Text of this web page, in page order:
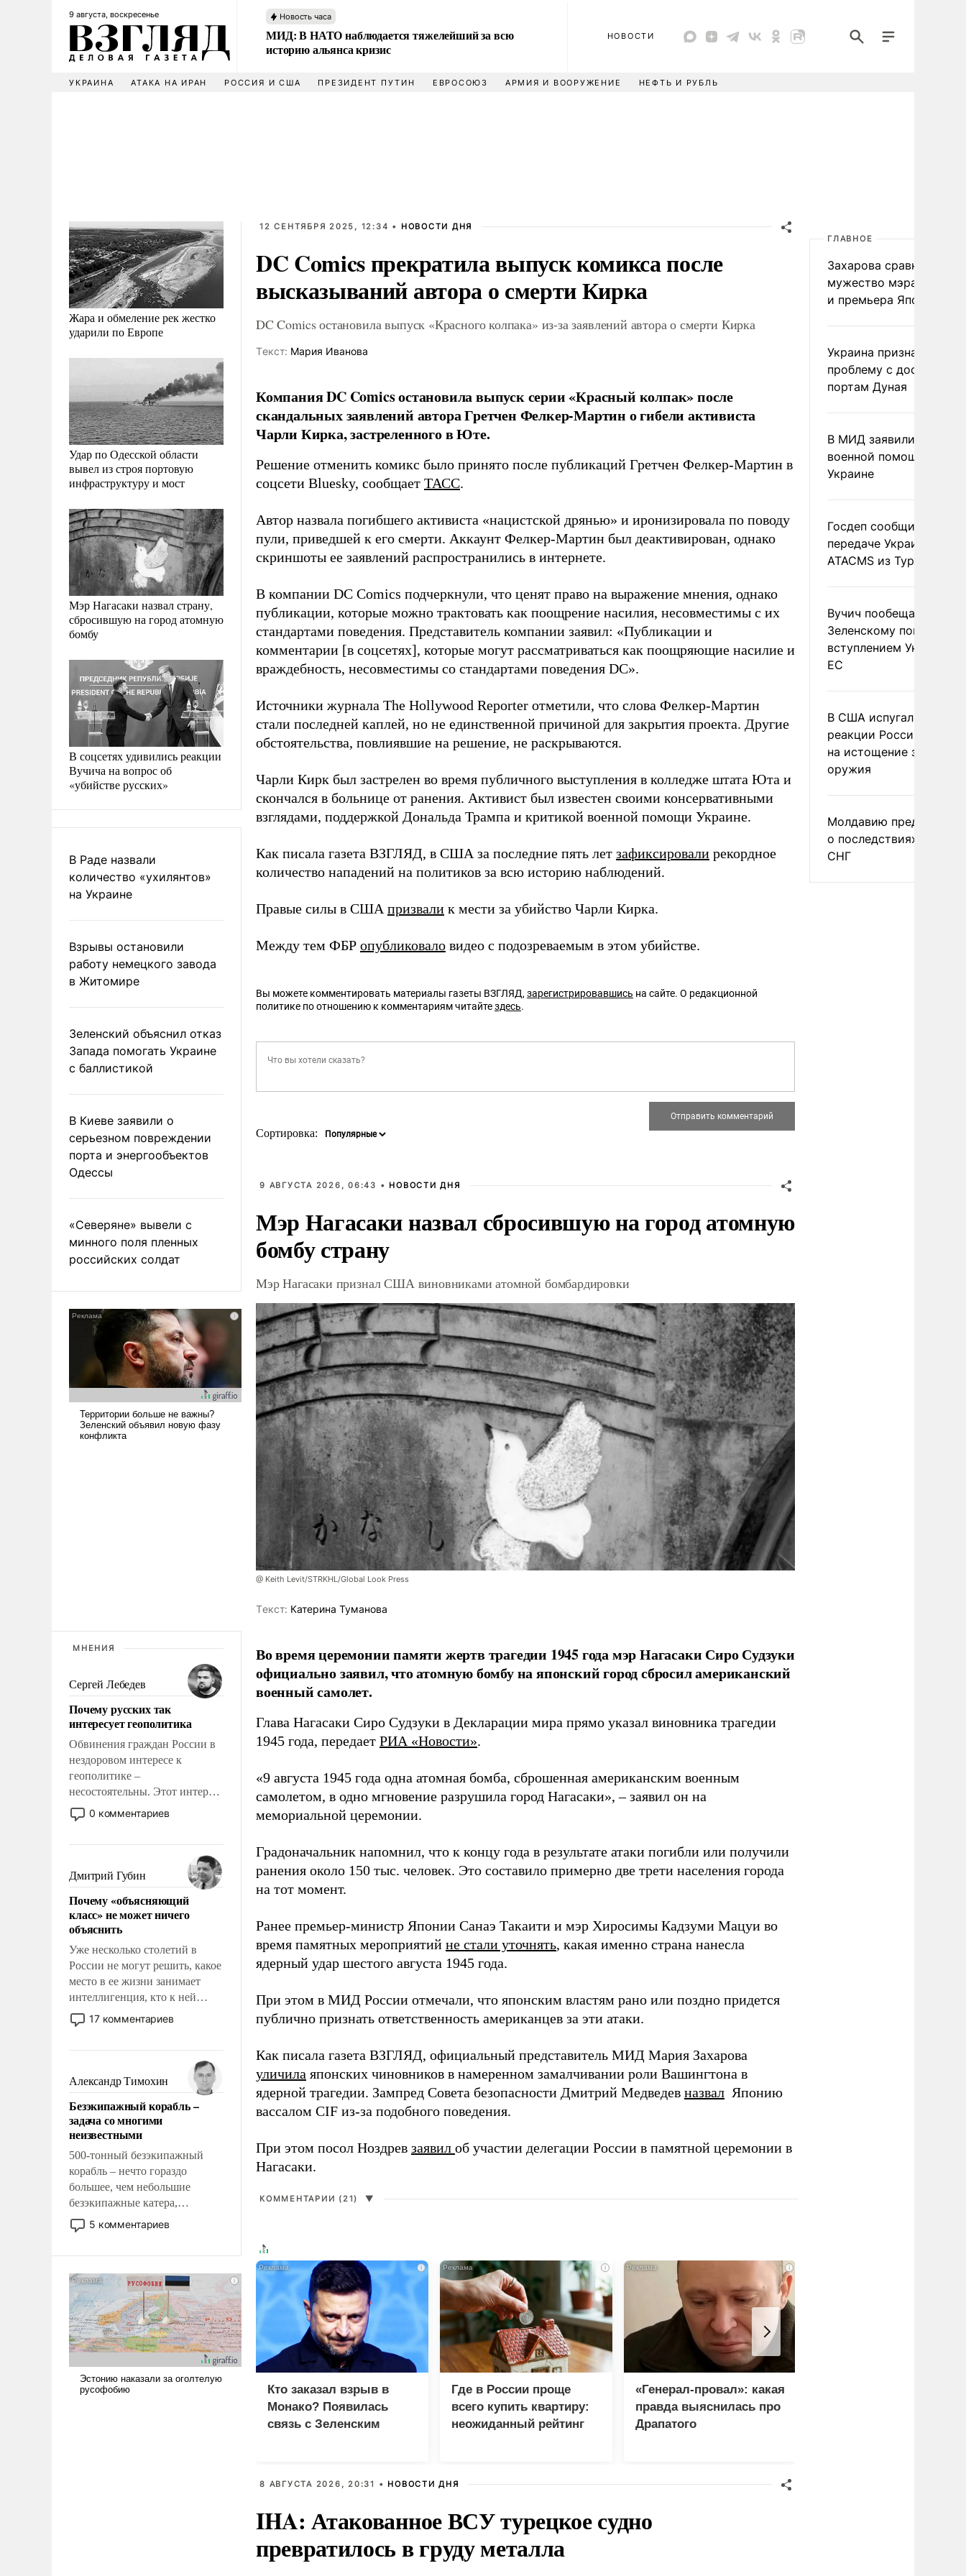
9 августа, воскресенье Новость часа
МИД: В НАТО наблюдается тяжелейший за всю
историю альянса кризис
НОВОСТИ
УКРАИНА АТАКА НА ИРАН РОССИЯ И США ПРЕЗИДЕНТ ПУТИН ЕВРОСОЮЗ АРМИЯ И ВООРУЖЕНИЕ НЕФТЬ И РУБЛЬ
Жара и обмеление рек жестко
ударили по Европе
Удар по Одесской области
вывел из строя портовую
инфраструктуру и мост
Мэр Нагасаки назвал страну,
сбросившую на город атомную
бомбу
В соцсетях удивились реакции
Вучича на вопрос об
«убийстве русских»
В Раде назвали
количество «ухилянтов»
на Украине
Взрывы остановили
работу немецкого завода
в Житомире
Зеленский объяснил отказ
Запада помогать Украине
с баллистикой
В Киеве заявили о
серьезном повреждении
порта и энергообъектов
Одессы
«Северяне» вывели с
минного поля пленных
российских солдат
МНЕНИЯ
Сергей Лебедев
Почему русских так
интересует геополитика
Обвинения граждан России в
нездоровом интересе к
геополитике –
несостоятельны. Этот интерес
рационален и прагматичен. Он
обусловлен тысячелетним
фундаментальным знанием,
что мировая политика имеет
свойство заявляться на порог
нашего дома.
0 комментариев
Дмитрий Губин
Почему «объясняющий
класс» не может ничего
объяснить
Уже несколько столетий в
России не могут решить, какое
место в ее жизни занимает
интеллигенция, кто к ней
принадлежит, а кого из нее
исключили с правом
чем она отличается от просто
образованных людей. Иногда
казалось, что эти вопросы
решены раз и навсегда, но –
нет, не решены.
17 комментариев
Александр Тимохин
Безэкипажный корабль –
задача со многими
неизвестными
500-тонный безэкипажный
корабль – нечто гораздо
большее, чем небольшие
безэкипажные катера,
применение которых уже
стало обыденностью. Задача по
и ее реализация радикально
поднимет наши боевые
возможности.
5 комментариев
12 СЕНТЯБРЯ 2025, 12:34 • НОВОСТИ ДНЯ
DC Comics прекратила выпуск комикса после
высказываний автора о смерти Кирка
DC Comics остановила выпуск «Красного колпака» из-за заявлений автора о смерти Кирка
Tекст: Мария Иванова
Компания DC Comics остановила выпуск серии «Красный колпак» после
скандальных заявлений автора Гретчен Фелкер-Мартин о гибели активиста
Чарли Кирка, застреленного в Юте.
Решение отменить комикс было принято после публикаций Гретчен Фелкер-Мартин в
соцсети Bluesky, сообщает ТАСС.
Автор назвала погибшего активиста «нацистской дрянью» и иронизировала по поводу
пули, приведшей к его смерти. Аккаунт Фелкер-Мартин был деактивирован, однако
скриншоты ее заявлений распространились в интернете.
В компании DC Comics подчеркнули, что ценят право на выражение мнения, однако
публикации, которые можно трактовать как поощрение насилия, несовместимы с их
стандартами поведения. Представитель компании заявил: «Публикации и
комментарии [в соцсетях], которые могут рассматриваться как поощряющие насилие и
враждебность, несовместимы со стандартами поведения DC».
Источники журнала The Hollywood Reporter отметили, что слова Фелкер-Мартин
стали последней каплей, но не единственной причиной для закрытия проекта. Другие
обстоятельства, повлиявшие на решение, не раскрываются.
Чарли Кирк был застрелен во время публичного выступления в колледже штата Юта и
скончался в больнице от ранения. Активист был известен своими консервативными
взглядами, поддержкой Дональда Трампа и критикой военной помощи Украине.
Как писала газета ВЗГЛЯД, в США за последние пять лет зафиксировали рекордное
количество нападений на политиков за всю историю наблюдений.
Правые силы в США призвали к мести за убийство Чарли Кирка.
Между тем ФБР опубликовало видео с подозреваемым в этом убийстве.
Вы можете комментировать материалы газеты ВЗГЛЯД, зарегистрировавшись на сайте. О редакционной
политике по отношению к комментариям читайтездесь.
Сортировка:
9 АВГУСТА 2026, 06:43 • НОВОСТИ ДНЯ
Мэр Нагасаки назвал сбросившую на город атомную
бомбу страну
Мэр Нагасаки признал США виновниками атомной бомбардировки
@ Keith Levit/STRKHL/Global Look Press
Tекст: Катерина Туманова
Во время церемонии памяти жертв трагедии 1945 года мэр Нагасаки Сиро Судзуки
официально заявил, что атомную бомбу на японский город сбросил американский
военный самолет.
Глава Нагасаки Сиро Судзуки в Декларации мира прямо указал виновника трагедии
1945 года, передает РИА «Новости».
«9 августа 1945 года одна атомная бомба, сброшенная американским военным
самолетом, в одно мгновение разрушила город Нагасаки», – заявил он на
мемориальной церемонии.
Градоначальник напомнил, что к концу года в результате атаки погибли или получили
ранения около 150 тыс. человек. Это составило примерно две трети населения города
на тот момент.
Ранее премьер-министр Японии Санаэ Такаити и мэр Хиросимы Кадзуми Мацуи во
время памятных мероприятий не стали уточнять, какая именно страна нанесла
ядерный удар шестого августа 1945 года.
При этом в МИД России отмечали, что японским властям рано или поздно придется
публично признать ответственность американцев за эти атаки.
Как писала газета ВЗГЛЯД, официальный представитель МИД Мария Захарова
уличила японских чиновников в намеренном замалчивании роли Вашингтона в
ядерной трагедии. Зампред Совета безопасности Дмитрий Медведев назвал Японию
вассалом CIF из-за подобного поведения.
При этом посол Ноздрев заявил об участии делегации России в памятной церемонии в
Нагасаки.
КОММЕНТАРИИ (21) ▼
i
Кто заказал взрыв в
Монако? Появилась
связь с Зеленским
i
Где в России проще
всего купить квартиру:
неожиданный рейтинг
i
«Генерал-провал»: какая
правда выяснилась про
Драпатого
8 АВГУСТА 2026, 20:31 • НОВОСТИ ДНЯ
IHA: Атакованное ВСУ турецкое судно
превратилось в груду металла
ГЛАВНОЕ
Захарова сравнила
мужество мэра
и премьера Японии
Украина признала
проблему с доступом к
портам Дуная
В МИД заявили о
военной помощи
Украине
Госдеп сообщил о
передаче Украине
ATACMS из Турции
Вучич пообещал
Зеленскому помочь со
вступлением Украины в
ЕС
В США испугались
реакции России и
на истощение запасов
оружия
Молдавию
о последствиях выхода
СНГ